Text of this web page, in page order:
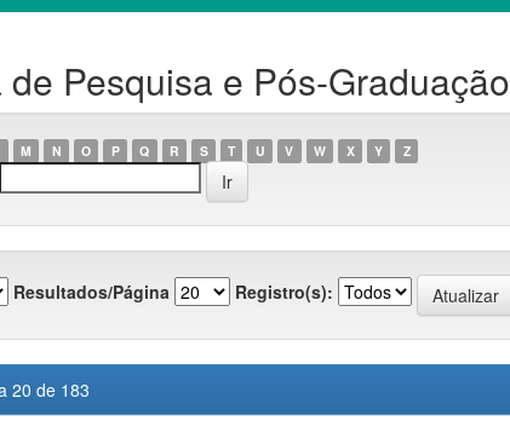
Pesquisa e Pós-Graduação
M N O P Q R S T U V W X Y Z
Resultados/Página Registro(s):
20 de 183